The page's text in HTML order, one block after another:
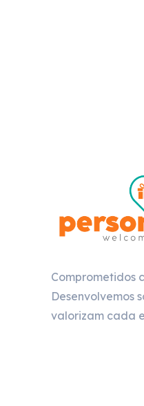
Comprometidos
Desenvolvemos
valorizam cada